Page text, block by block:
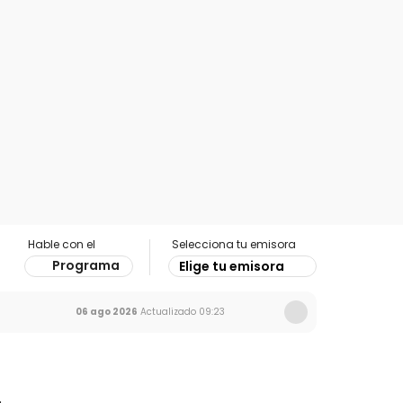
Hable con el
Programa
Selecciona tu emisora
Elige tu emisora
06 ago 2026 Actualizado 09:23